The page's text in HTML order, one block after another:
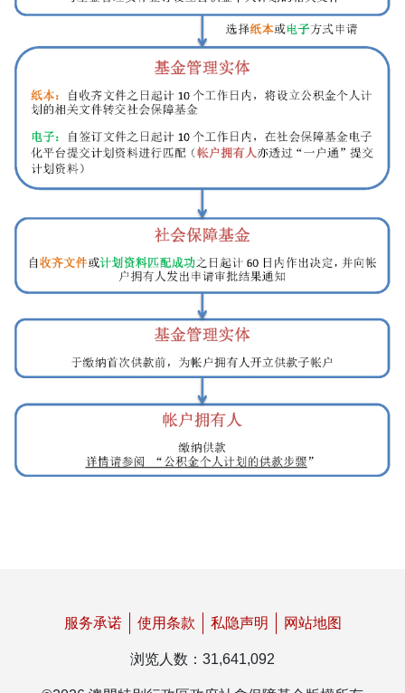
服务承诺 使用条款 私隐声明 网站地图
浏览人数 ： 31,641,092